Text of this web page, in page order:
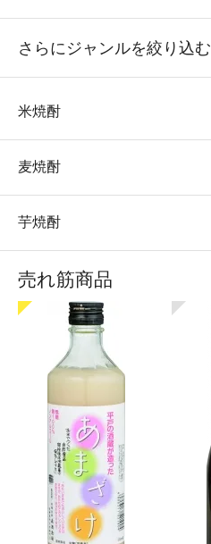
さらにジャンルを絞り込む
米焼酎
麦焼酎
芋焼酎
売れ筋商品